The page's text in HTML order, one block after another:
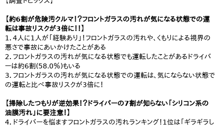
【約6割が危険汚クルマ！？フロントガラスの汚れが気になる状態での運
転は事故リスクが3倍に！！】
1．4人に1人が「経験あり」！フロントガラスの汚れや、くもりによる視界の
悪さで事故にあいかけたことがある
2．フロントガラスの汚れが気になる状態でも運転したことがあるドライバ
ーは約6割(58.0％)もいる
3．フロントガラスの汚れが気になる状態での運転は、気にならない状態で
の運転と比べ事故リスクが3倍に！
【掃除したつもりが逆効果！？ドライバーの7割が知らない「シリコン系の
油膜汚れ」に要注意！】
4．ドライバーを悩ますフロントガラスの汚れランキング！1位は「ギラギラし